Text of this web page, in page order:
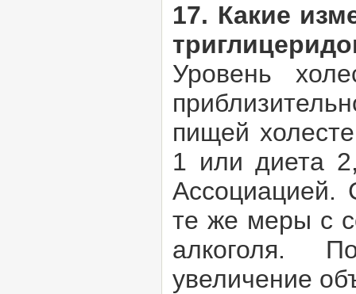
17. Какие
Уровень
пищей
1 или диета
Ассоциацией.
те же меры с
алкоголя.
увеличение